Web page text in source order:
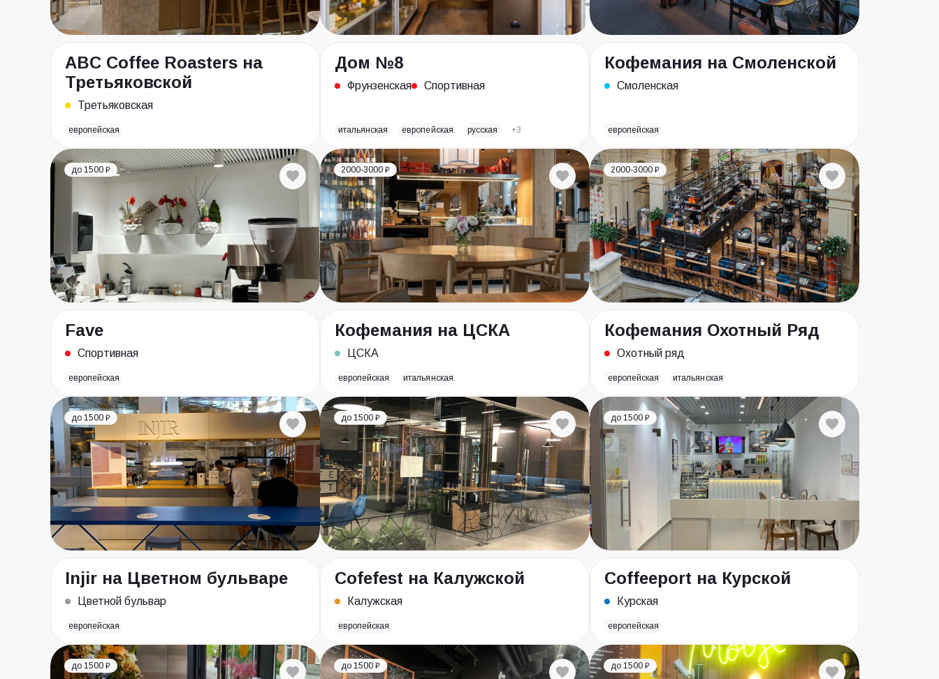
ABC Coffee Roasters на
Третьяковской
Третьяковская
европейская
Дом №8
Фрунзенская Спортивная
итальянская европейская русская +3
Кофемания на Смоленской
Смоленская
европейская
до 1500 ₽
Fave
Спортивная
европейская
2000-3000 ₽
Кофемания на ЦСКА
ЦСКА
европейская итальянская
2000-3000 ₽
Кофемания Охотный Ряд
Охотный ряд
европейская итальянская
до 1500 ₽
Injir на Цветном бульваре
Цветной бульвар
европейская
до 1500 ₽
Cofefest на Калужской
Калужская
европейская
до 1500 ₽
Coffeeport на Курской
Курская
европейская
до 1500 ₽ до 1500 ₽ до 1500 ₽